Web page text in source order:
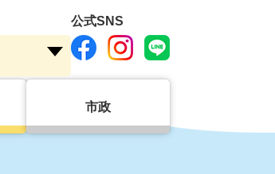
ー
公式SNS
市政